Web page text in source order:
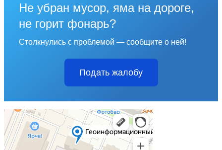
Не убран мусор, яма на дороге,
не горит фонарь?
Столкнулись с проблемой — сообщите о ней!
Подать жалобу